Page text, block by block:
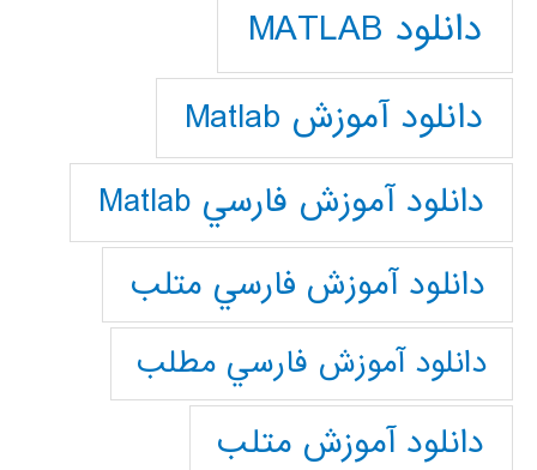
دانلود MATLAB
دانلود آموزش Matlab
دانلود آموزش فارسي Matlab
دانلود آموزش فارسي متلب
دانلود آموزش فارسي مطلب
دانلود آموزش متلب